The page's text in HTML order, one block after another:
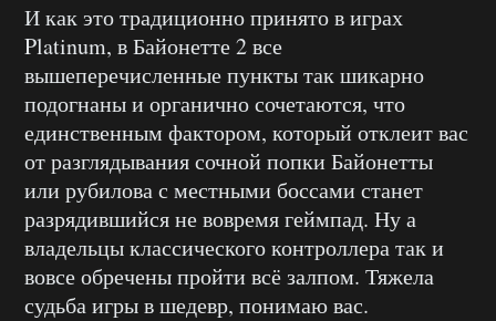
И как это традиционно принято в играх
Platinum, в Байонетте 2 все
вышеперечисленные пункты так шикарно
подогнаны и органично сочетаются, что
единственным фактором, который отклеит вас
от разглядывания сочной попки Байонетты
или рубилова с местными боссами станет
разрядившийся не вовремя геймпад. Ну а
владельцы классического контроллера так и
вовсе обречены пройти всё залпом. Тяжела
судьба игры в шедевр, понимаю вас.